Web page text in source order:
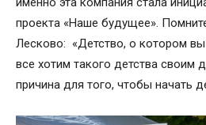
проекта «Наше будущее».
Лесково: «Детство, о котором
все хотим такого детства своим
причина для того, чтобы начать